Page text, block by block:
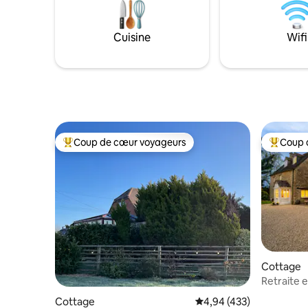
dispose
gigogne
dispose
Nous
Cuisine Wifi
Coups de cœur voyageurs les plus appréciés
Coup de cœur voyageurs
Cottage Évaluation moyenne
4,94 (433)
Coups
Coup
Cottage
Retraite